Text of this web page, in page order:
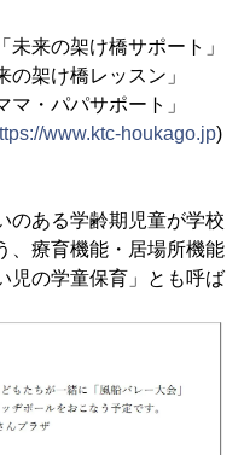
未来の架け橋サポート」
の架け橋レッスン」
マ・パパサポート」
www.ktc-houkago.jp)
のある学齢期児童が学校
、療育機能・居場所機能
児の学童保育」とも呼ば